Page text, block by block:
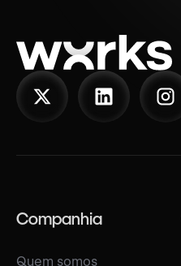
Companhia
Quem somos